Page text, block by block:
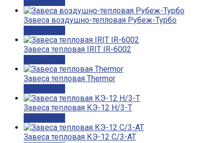
Завеса воздушно-тепловая Рубеж-Турбо
Завеса тепловая IRIT IR-6002
Завеса тепловая Thermor
Завеса тепловая КЭ-12 Н/3-Т
Завеса тепловая КЭ-12 С/3-АТ